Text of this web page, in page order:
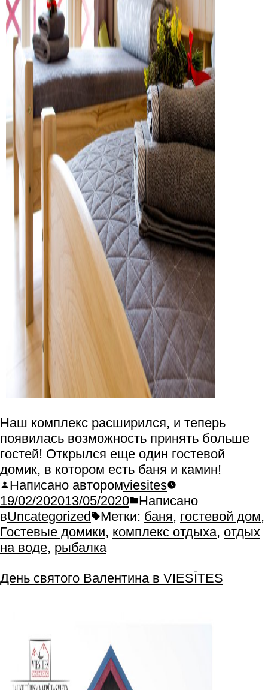
Наш комплекс расширился, и теперь
появилась возможность принять больше
гостей! Открылся еще один гостевой
домик, в котором есть баня и камин!
Написано авторомviesites
19/02/202013/05/2020
Написано
вUncategorized Метки: баня, гостевой дом,
Гостевые домики, комплекс отдыха, отдых
на воде, рыбалка
День святого Валентина в VIESĪTES